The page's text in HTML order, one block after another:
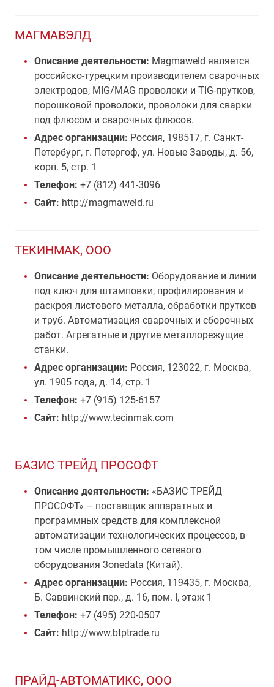
МАГМАВЭЛД
Описание деятельности: Magmaweld является
российско-турецким производителем сварочных
электродов, MIG/MAG проволоки и TIG-прутков,
порошковой проволоки, проволоки для сварки
под флюсом и сварочных флюсов.
Адрес организации: Россия, 198517, г. Санкт-
Петербург, г. Петергоф, ул. Новые Заводы, д. 56,
корп. 5, стр. 1
Телефон: +7 (812) 441-3096
Сайт: http://magmaweld.ru
ТЕКИНМАК, ООО
Описание деятельности: Оборудование и линии
под ключ для штамповки, профилирования и
раскроя листового металла, обработки прутков
и труб. Автоматизация сварочных и сборочных
работ. Агрегатные и другие металлорежущие
станки.
Адрес организации: Россия, 123022, г. Москва,
ул. 1905 года, д. 14, стр. 1
Телефон: +7 (915) 125-6157
Сайт: http://www.tecinmak.com
БАЗИС ТРЕЙД ПРОСОФТ
Описание деятельности: «БАЗИС ТРЕЙД
ПРОСОФТ» – поставщик аппаратных и
программных средств для комплексной
автоматизации технологических процессов, в
том числе промышленного сетевого
оборудования 3onedata (Китай).
Адрес организации: Россия, 119435, г. Москва,
Б. Саввинский пер., д. 16, пом. I, этаж 1
Телефон: +7 (495) 220-0507
Сайт: http://www.btptrade.ru
ПРАЙД-АВТОМАТИКС, ООО